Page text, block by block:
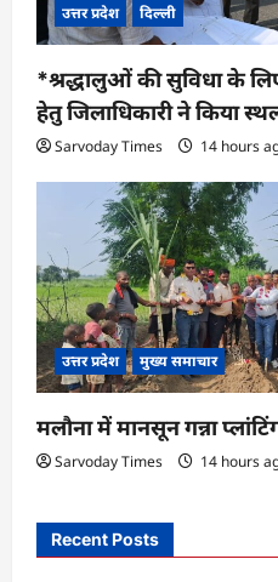
उत्तर प्रदेश दिल्ली
*श्रद्धालुओं की सुविधा के
हेतु जिलाधिकारी ने किया
Sarvoday Times 14 hours
उत्तर प्रदेश मुख्य समाचार
मलौना में मानसून गन्ना
Sarvoday Times 14 hours
Recent Posts